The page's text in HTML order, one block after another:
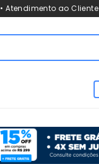
• Atendimento ao Cliente